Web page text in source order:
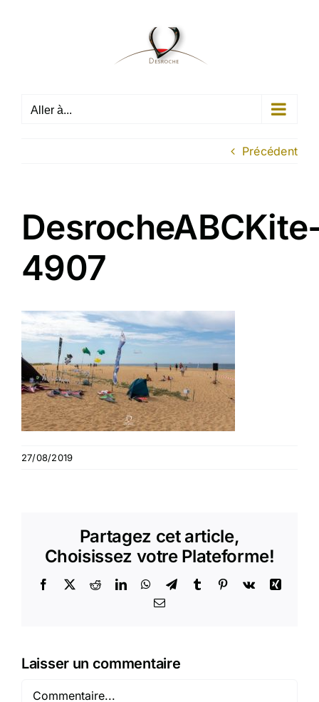
Aller à...
Précédent
4907
27/08/2019
Partagez cet article,
Choisissez votre Plateforme!
Facebook
X RedditLinkedInWhatsApp
TelegramTumblr Pinterest
Vk
Xing
Email
Laisser un commentaire
Commentaire